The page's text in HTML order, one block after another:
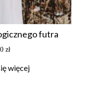
futra
zł
więcej